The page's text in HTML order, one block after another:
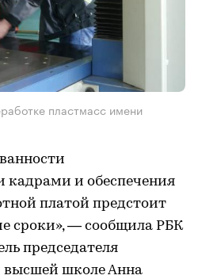
пластмасс имени
кадрами и обеспечения
платой предстоит
сроки», — сообщила РБК
председателя
высшей школе Анна